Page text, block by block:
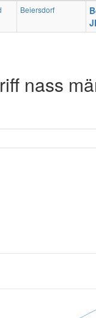
Beiersdorf
nass